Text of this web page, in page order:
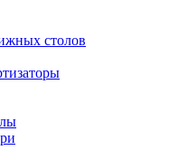
столов